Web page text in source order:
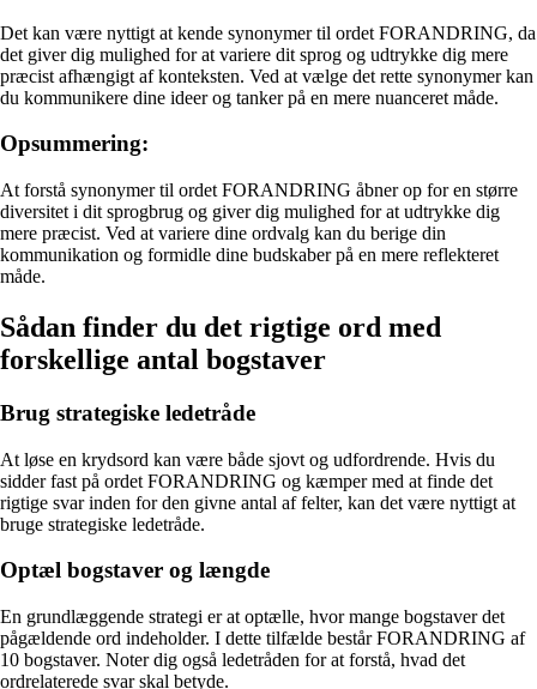
Det kan være nyttigt at kende synonymer til ordet FORANDRING, da
det giver dig mulighed for at variere dit sprog og udtrykke dig mere
præcist afhængigt af konteksten. Ved at vælge det rette synonymer kan
du kommunikere dine ideer og tanker på en mere nuanceret måde.
Opsummering:
At forstå synonymer til ordet FORANDRING åbner op for en større
diversitet i dit sprogbrug og giver dig mulighed for at udtrykke dig
mere præcist. Ved at variere dine ordvalg kan du berige din
kommunikation og formidle dine budskaber på en mere reflekteret
måde.
Sådan finder du det rigtige ord med
forskellige antal bogstaver
Brug strategiske ledetråde
At løse en krydsord kan være både sjovt og udfordrende. Hvis du
sidder fast på ordet FORANDRING og kæmper med at finde det
rigtige svar inden for den givne antal af felter, kan det være nyttigt at
bruge strategiske ledetråde.
Optæl bogstaver og længde
En grundlæggende strategi er at optælle, hvor mange bogstaver det
pågældende ord indeholder. I dette tilfælde består FORANDRING af
10 bogstaver. Noter dig også ledetråden for at forstå, hvad det
ordrelaterede svar skal betyde.